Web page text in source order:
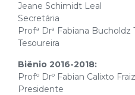
Jeane Schimidt Leal
Secretária
Profª Drª Fabiana Bucholdz
Tesoureira
Biênio 2016-2018:
Profº Drº Fabian Calixto Fraiz
Presidente